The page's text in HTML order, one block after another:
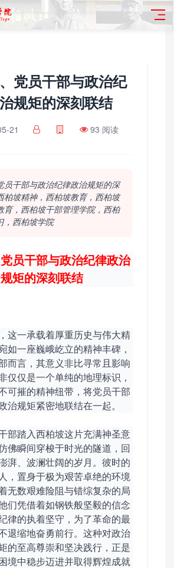
党员干部与政治纪
规矩的深刻联结
21 93 阅读
员干部与政治纪律政治规矩的深
柏坡精神，西柏坡教育，西柏坡
育，西柏坡干部管理学院，西柏
，西柏坡学院
员干部与政治纪律政治
规矩的深刻联结
这一承载着厚重历史与伟大精
如一座巍峨屹立的精神丰碑，
而言，其意义非比寻常且影响
仅仅是一个单纯的地理标识，
可摧的精神纽带，将党员干部
治规矩紧密地联结在一起。
部踏入西柏坡这片充满神圣意
佛瞬间穿梭于时光的隧道，回
湃、波澜壮阔的岁月。彼时的
，置身于极为艰苦卓绝的环境
无数艰难险阻与错综复杂的局
们凭借着如钢铁般坚毅的信念
律的执着坚守，为了革命的最
退缩地奋勇前行。这种对政治
的至高尊崇和坚决践行，正是
境中稳步迈进并取得辉煌成就